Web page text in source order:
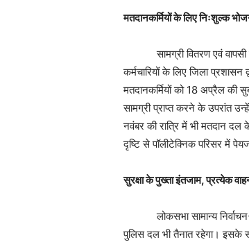
मतदानकर्मियों के लिए निःशुल्क
सामग्री वितरण एवं वापसी
कर्मचारियों के लिए जिला
मतदानकर्मियों को 18 अप्रैल की
सामग्री प्राप्त करने के उपरांत
नवंबर की रात्रि में भी मतदान दल
दृष्टि से पॉलीटेक्निक परिसर में
सुरक्षा के पुख्ता इंतजाम,प्रत्येक
लोकसभा सामान्य निर्वाचन-
पुलिस दल भी तैनात रहेगा। इसके